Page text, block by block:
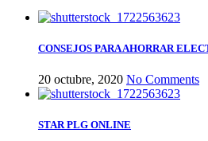
CONSEJOS PARA AHORRAR
20 octubre, 2020 No Comments
STAR PLG ONLINE